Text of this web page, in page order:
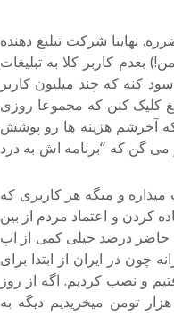
نهایتا شرکت تبلیغ دهنده
بهش 60 تا تک تومن بده (بله 60 تا تک تومن!) بعدم کاربر کلا به تبلیغات
کنه که چند میلیون کاربر
کلیک کنن که مجموعا روزی
که آخرشم هزینه ها رو پوشش
گن که “برنامه اش به درد
و میگه هر کاربری که
کردن و اعتماد مردم از بین
حاضر درصد خیلی کمی از اپ
چون در ایران از ابتدا برای
ویندوز 199$ رو کرک شده گرفتیم و نصب کردیم. اگه از روز
اول 700 هزار تومن برای ویندوز پرداخت می کردیم یا یه بازی رو 300 هزار تومن میخریدیم دیگه به